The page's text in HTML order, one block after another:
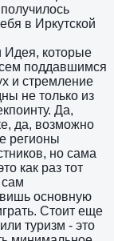
в Иркутской
Идея, которые
поддавшимся
и стремление
не только из
Да,
да, возможно
регионы
но сама
как раз тот
основную
Стоит еще
туризм - это